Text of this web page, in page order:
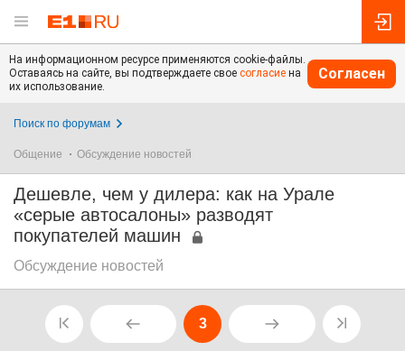
На информационном ресурсе применяются cookie-файлы.
Оставаясь на сайте, вы подтверждаете свое согласие на
их использование.
Согласен
Поиск по форумам
Общение Обсуждение новостей
Дешевле, чем у дилера: как на Урале
«серые автосалоны» разводят
покупателей машин
Обсуждение новостей
3